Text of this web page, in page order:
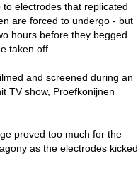
electrodes that replicated
are forced to undergo - but
hours before they begged
taken off.
and screened during an
TV show, Proefkonijnen
proved too much for the
as the electrodes kicked